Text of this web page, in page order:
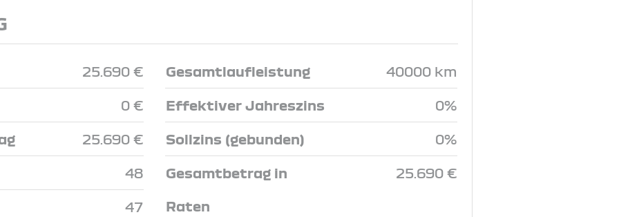
25.690 €
0 €
25.690 €
48
47
Gesamtlaufleistung 40000 km
Effektiver Jahreszins 0%
Sollzins (gebunden) 0%
Gesamtbetrag in
Raten
25.690 €